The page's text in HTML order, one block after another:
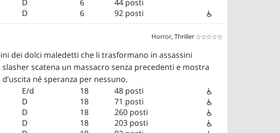
D 6
44 posti
D 6 92 posti
Horror, Thriller 

dei dolci maledetti che li trasformano in assassini
scatena un massacro senza precedenti e mostra
né speranza per nessuno.
E/d 18
48 posti
D 18
71 posti
D 18
260 posti
D 18
203 posti